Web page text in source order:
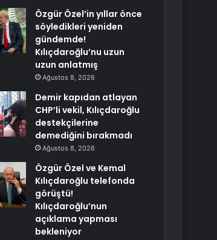
Özgür Özel’in yıllar önce
söyledikleri yeniden
gündemde!
Kılıçdaroğlu’nu uzun
uzun anlatmış
Ağustos 8, 2026
Demir kapıdan atlayan
CHP’li vekil, Kılıçdaroğlu
destekçilerine
demediğini bırakmadı
Ağustos 8, 2026
Özgür Özel ve Kemal
Kılıçdaroğlu telefonda
görüştü!
Kılıçdaroğlu’nun
açıklama yapması
bekleniyor